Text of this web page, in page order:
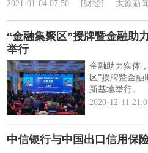
2021-01-04 07:50
[财经] 太原新
“金融集聚区”授牌暨金融助
举行
金融助力实体
区”授牌暨金融
新基地举行。
2020-12-11
中信银行与中国出口信用保